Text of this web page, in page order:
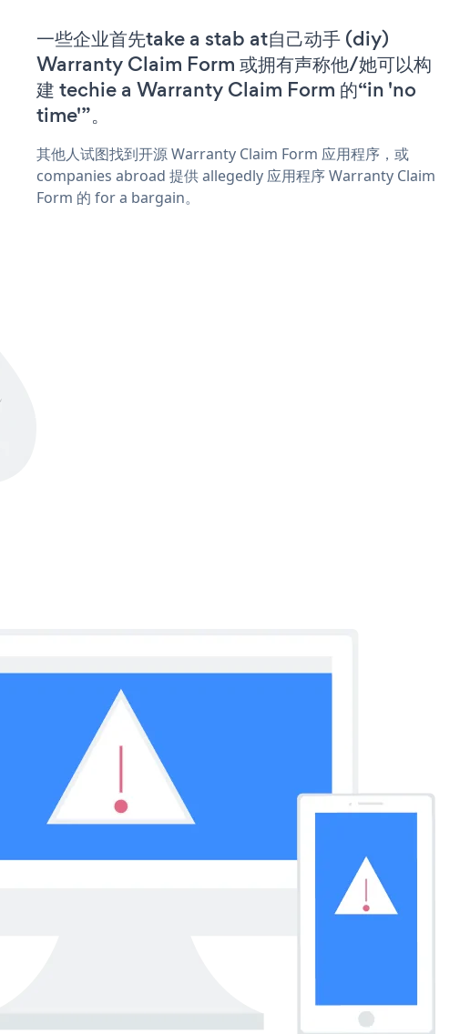
一些企业首先take a stab at自己动手 (diy)
Warranty Claim Form 或拥有声称他/她可以构
建 techie a Warranty Claim Form 的“in 'no
time'”。
其他人试图找到开源 Warranty Claim Form 应用程序，或
companies abroad 提供 allegedly 应用程序 Warranty Claim
Form 的 for a bargain。